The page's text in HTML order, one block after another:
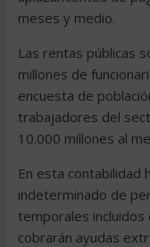
meses y medio.
Las rentas públicas
millones de
encuesta de
trabajadores del
10.000 millones al
En esta contabilidad
indeterminado de
temporales incluidos
cobrarán ayudas